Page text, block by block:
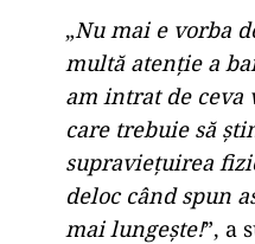
„Nu mai e vorba
multă atenție a
am intrat de ceva
care trebuie să
supraviețuirea
deloc când spun
mai lungește!”, a